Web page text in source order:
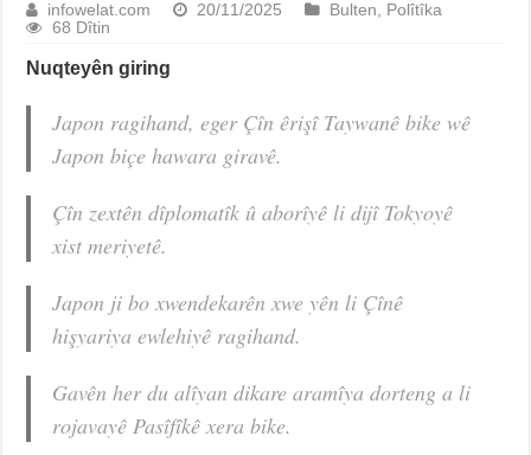
infowelat.com 20/11/2025 Bulten, Polîtîka
68 Dîtin
Nuqteyên giring
Japon ragihand, eger Çîn êrişî Taywanê bike wê
Japon biçe hawara giravê.
Çîn zextên dîplomatîk û aborîyê li dijî Tokyoyê
xist meriyetê.
Japon ji bo xwendekarên xwe yên li Çînê
hişyariya ewlehiyê ragihand.
Gavên her du alîyan dikare aramîya dorteng a li
rojavayê Pasîfîkê xera bike.